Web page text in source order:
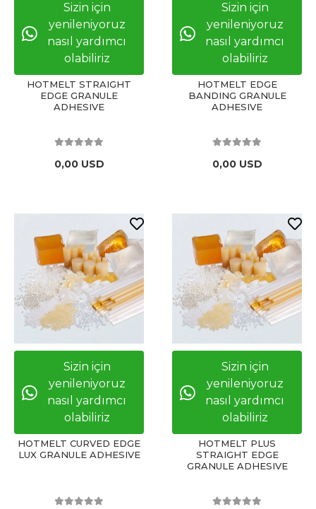
Sizin için
yenileniyoruz
nasıl yardımcı
olabiliriz
HOTMELT STRAIGHT
EDGE GRANULE
ADHESIVE
0,00 USD
Sizin için
yenileniyoruz
nasıl yardımcı
olabiliriz
HOTMELT EDGE
BANDING GRANULE
ADHESIVE
0,00 USD
Sizin için
yenileniyoruz
nasıl yardımcı
olabiliriz
HOTMELT CURVED EDGE
LUX GRANULE ADHESIVE
Sizin için
yenileniyoruz
nasıl yardımcı
olabiliriz
HOTMELT PLUS
STRAIGHT EDGE
GRANULE ADHESIVE